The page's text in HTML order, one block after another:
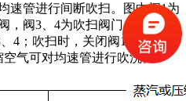
速管进行间断吹扫。图中阀1为
，阀3、4为吹扫阀门。正常测
4；吹扫时，关闭阀1、2，打
气可对均速管进行吹洗。